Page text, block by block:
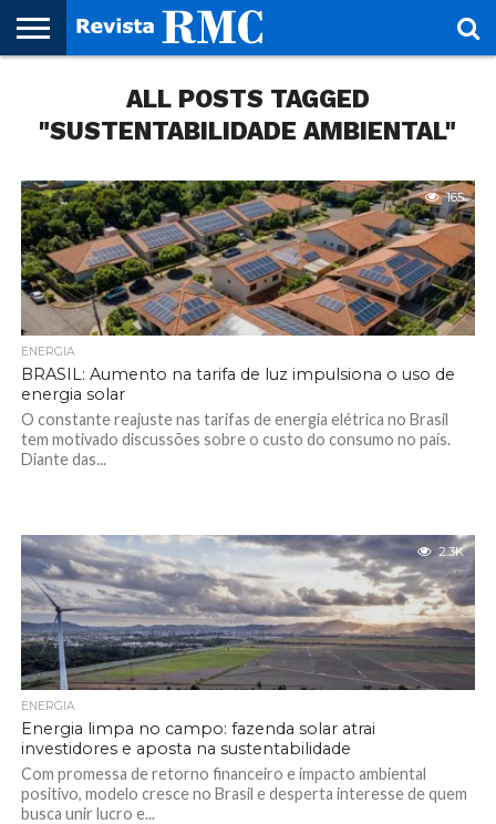
CORPORATIVAS
ANTERIORES
PARCEIROS
SEU
SITE!
CONOSCOALL POSTS TAGGED
"SUSTENTABILIDADE AMBIENTAL"
165
ENERGIA
BRASIL: Aumento na tarifa de luz impulsiona o uso de
energia solar
O constante reajuste nas tarifas de energia elétrica no Brasil
tem motivado discussões sobre o custo do consumo no país.
Diante das...
2.3K
ENERGIA
Energia limpa no campo: fazenda solar atrai
investidores e aposta na sustentabilidade
Com promessa de retorno financeiro e impacto ambiental
positivo, modelo cresce no Brasil e desperta interesse de quem
busca unir lucro e...